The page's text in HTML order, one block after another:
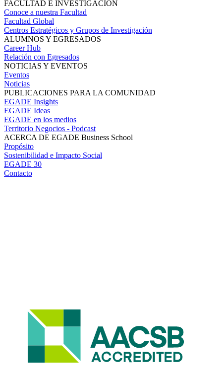
FACULTAD E INVESTIGACIÓN
Conoce a nuestra Facultad
Facultad Global
Centros Estratégicos y Grupos de Investigación
ALUMNOS Y EGRESADOS
Career Hub
Relación con Egresados
NOTICIAS Y EVENTOS
Eventos
Noticias
PUBLICACIONES PARA LA COMUNIDAD
EGADE Insights
EGADE Ideas
EGADE en los medios
Territorio Negocios - Podcast
ACERCA DE EGADE Business School
Propósito
Sostenibilidad e Impacto Social
EGADE 30
Contacto